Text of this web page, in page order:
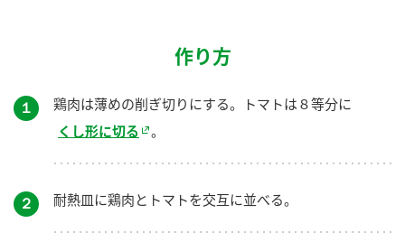
作り方
１
鶏肉は薄めの削ぎ切りにする。トマトは８等分に
くし形に切る
。
２ 耐熱皿に鶏肉とトマトを交互に並べる。